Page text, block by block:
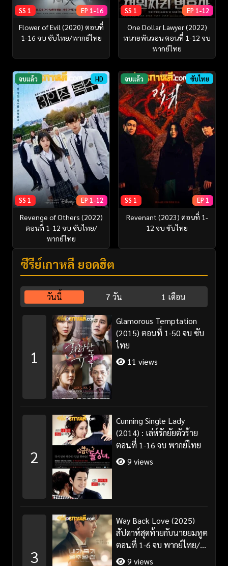
SS 1 EP 1-16
Flower of Evil (2020) ตอนที่
1-16 จบ ซับไทย/พากย์ไทย
SS 1 EP 1-12
One Dollar Lawyer (2022)
ทนายพันวอน ตอนที่ 1-12 จบ
พากย์ไทย
จบแล้ว HD
SS 1 EP 1-12
Revenge of Others (2022)
ตอนที่ 1-12 จบ ซับไทย/
พากย์ไทย
จบแล้ว ซับไทย
SS 1 EP 1
Revenant (2023) ตอนที่ 1-
12 จบ ซับไทย
ซีรี่ย์เกาหลี ยอดฮิต
วันนี้ 7 วัน 1 เดือน
1
Glamorous Temptation
(2015) ตอนที่ 1-50 จบ ซับ
ไทย
11 views
2
Cunning Single Lady
(2014) : เล่ห์รักยัยตัวร้าย
ตอนที่ 1-16 จบ พากย์ไทย
9 views
3
Way Back Love (2025)
สัปดาห์สุดท้ายกับนายยมทูต
ตอนที่ 1-6 จบ พากย์ไทย/
ซับไทย
9 views